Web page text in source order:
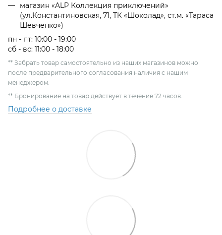
магазин «ALP Коллекция приключений»
(ул.Константиновская, 71, ТК «Шоколад», ст.м. «Тараса
Шевченко»)
пн - пт: 10:00 - 19:00
сб - вс: 11:00 - 18:00
** Забрать товар самостоятельно из наших магазинов можно
после предварительного согласования наличия с нашим
менеджером.
** Бронирование на товар действует в течение 72 часов.
Подробнее о доставке